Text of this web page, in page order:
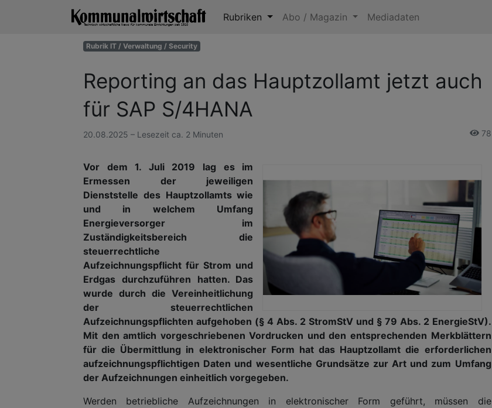
Rubriken Abo / Magazin Mediadaten
Rubrik IT / Verwaltung / Security
Reporting an das Hauptzollamt jetzt auch
für SAP S/4HANA
20.08.2025 – Lesezeit ca. 2 Minuten 78
Vor dem 1. Juli 2019 lag es im
Ermessen der jeweiligen
Dienststelle des Hauptzollamts wie
und in welchem Umfang
Energieversorger im
Zuständigkeitsbereich die
steuerrechtliche
Aufzeichnungspflicht für Strom und
Erdgas durchzuführen hatten. Das
wurde durch die Vereinheitlichung
der steuerrechtlichen
Aufzeichnungspflichten aufgehoben (§ 4 Abs. 2 StromStV und § 79 Abs. 2 EnergieStV).
Mit den amtlich vorgeschriebenen Vordrucken und den entsprechenden Merkblättern
für die Übermittlung in elektronischer Form hat das Hauptzollamt die erforderlichen
aufzeichnungspflichtigen Daten und wesentliche Grundsätze zur Art und zum Umfang
der Aufzeichnungen einheitlich vorgegeben.
Werden betriebliche Aufzeichnungen in elektronischer Form geführt, müssen die